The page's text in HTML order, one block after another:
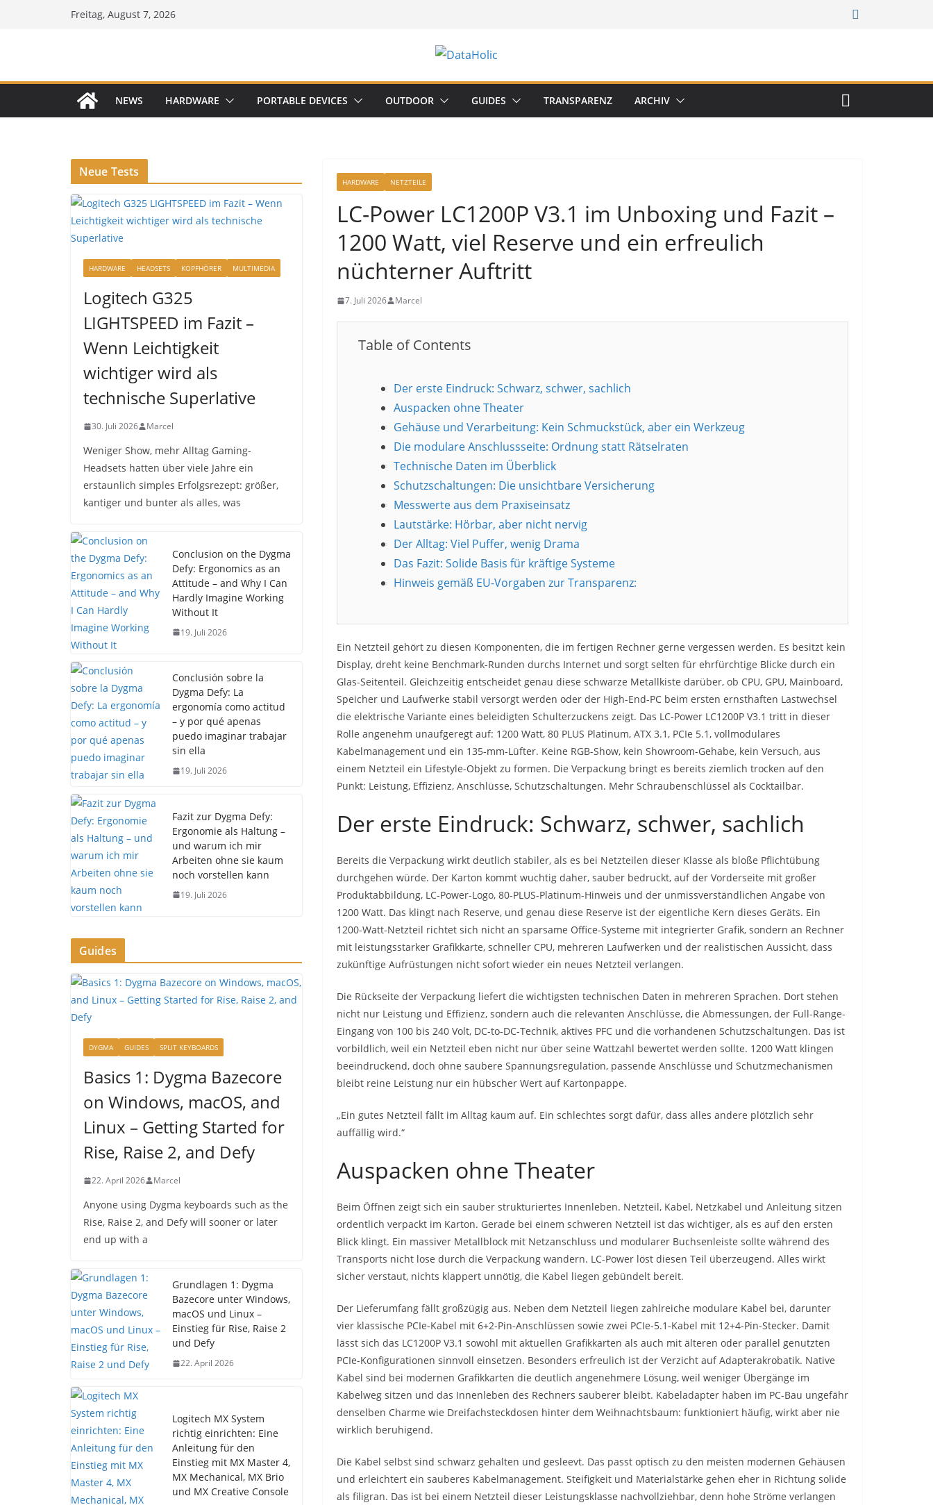
Freitag, August 7, 2026
NEWS HARDWARE PORTABLE DEVICES OUTDOOR GUIDES TRANSPARENZ ARCHIV
HARDWARE NETZTEILE
LC-Power LC1200P V3.1 im Unboxing und Fazit –
1200 Watt, viel Reserve und ein erfreulich
nüchterner Auftritt
7. Juli 2026 Marcel
Table of Contents
Der erste Eindruck: Schwarz, schwer, sachlich
Auspacken ohne Theater
Gehäuse und Verarbeitung: Kein Schmuckstück, aber ein Werkzeug
Die modulare Anschlussseite: Ordnung statt Rätselraten
Technische Daten im Überblick
Schutzschaltungen: Die unsichtbare Versicherung
Messwerte aus dem Praxiseinsatz
Lautstärke: Hörbar, aber nicht nervig
Der Alltag: Viel Puffer, wenig Drama
Das Fazit: Solide Basis für kräftige Systeme
Hinweis gemäß EU-Vorgaben zur Transparenz:
Ein Netzteil gehört zu diesen Komponenten, die im fertigen Rechner gerne vergessen werden. Es besitzt kein
Display, dreht keine Benchmark-Runden durchs Internet und sorgt selten für ehrfürchtige Blicke durch ein
Glas-Seitenteil. Gleichzeitig entscheidet genau diese schwarze Metallkiste darüber, ob CPU, GPU, Mainboard,
Speicher und Laufwerke stabil versorgt werden oder der High-End-PC beim ersten ernsthaften Lastwechsel
die elektrische Variante eines beleidigten Schulterzuckens zeigt. Das LC-Power LC1200P V3.1 tritt in dieser
Rolle angenehm unaufgeregt auf: 1200 Watt, 80 PLUS Platinum, ATX 3.1, PCIe 5.1, vollmodulares
Kabelmanagement und ein 135-mm-Lüfter. Keine RGB-Show, kein Showroom-Gehabe, kein Versuch, aus
einem Netzteil ein Lifestyle-Objekt zu formen. Die Verpackung bringt es bereits ziemlich trocken auf den
Punkt: Leistung, Effizienz, Anschlüsse, Schutzschaltungen. Mehr Schraubenschlüssel als Cocktailbar.
Der erste Eindruck: Schwarz, schwer, sachlich
Bereits die Verpackung wirkt deutlich stabiler, als es bei Netzteilen dieser Klasse als bloße Pflichtübung
durchgehen würde. Der Karton kommt wuchtig daher, sauber bedruckt, auf der Vorderseite mit großer
Produktabbildung, LC-Power-Logo, 80-PLUS-Platinum-Hinweis und der unmissverständlichen Angabe von
1200 Watt. Das klingt nach Reserve, und genau diese Reserve ist der eigentliche Kern dieses Geräts. Ein
1200-Watt-Netzteil richtet sich nicht an sparsame Office-Systeme mit integrierter Grafik, sondern an Rechner
mit leistungsstarker Grafikkarte, schneller CPU, mehreren Laufwerken und der realistischen Aussicht, dass
zukünftige Aufrüstungen nicht sofort wieder ein neues Netzteil verlangen.
Die Rückseite der Verpackung liefert die wichtigsten technischen Daten in mehreren Sprachen. Dort stehen
nicht nur Leistung und Effizienz, sondern auch die relevanten Anschlüsse, die Abmessungen, der Full-Range-
Eingang von 100 bis 240 Volt, DC-to-DC-Technik, aktives PFC und die vorhandenen Schutzschaltungen. Das ist
vorbildlich, weil ein Netzteil eben nicht nur über seine Wattzahl bewertet werden sollte. 1200 Watt klingen
beeindruckend, doch ohne saubere Spannungsregulation, passende Anschlüsse und Schutzmechanismen
bleibt reine Leistung nur ein hübscher Wert auf Kartonpappe.
„Ein gutes Netzteil fällt im Alltag kaum auf. Ein schlechtes sorgt dafür, dass alles andere plötzlich sehr
auffällig wird.“
Auspacken ohne Theater
Beim Öffnen zeigt sich ein sauber strukturiertes Innenleben. Netzteil, Kabel, Netzkabel und Anleitung sitzen
ordentlich verpackt im Karton. Gerade bei einem schweren Netzteil ist das wichtiger, als es auf den ersten
Blick klingt. Ein massiver Metallblock mit Netzanschluss und modularer Buchsenleiste sollte während des
Transports nicht lose durch die Verpackung wandern. LC-Power löst diesen Teil überzeugend. Alles wirkt
sicher verstaut, nichts klappert unnötig, die Kabel liegen gebündelt bereit.
Der Lieferumfang fällt großzügig aus. Neben dem Netzteil liegen zahlreiche modulare Kabel bei, darunter
vier klassische PCIe-Kabel mit 6+2-Pin-Anschlüssen sowie zwei PCIe-5.1-Kabel mit 12+4-Pin-Stecker. Damit
lässt sich das LC1200P V3.1 sowohl mit aktuellen Grafikkarten als auch mit älteren oder parallel genutzten
PCIe-Konfigurationen sinnvoll einsetzen. Besonders erfreulich ist der Verzicht auf Adapterakrobatik. Native
Kabel sind bei modernen Grafikkarten die deutlich angenehmere Lösung, weil weniger Übergänge im
Kabelweg sitzen und das Innenleben des Rechners sauberer bleibt. Kabeladapter haben im PC-Bau ungefähr
denselben Charme wie Dreifachsteckdosen hinter dem Weihnachtsbaum: funktioniert häufig, wirkt aber nie
wirklich beruhigend.
Die Kabel selbst sind schwarz gehalten und gesleevt. Das passt optisch zu den meisten modernen Gehäusen
und erleichtert ein sauberes Kabelmanagement. Steifigkeit und Materialstärke gehen eher in Richtung solide
als filigran. Das ist bei einem Netzteil dieser Leistungsklasse nachvollziehbar, denn hohe Ströme verlangen
Neue Tests
HARDWARE HEADSETS KOPFHÖRER MULTIMEDIA
Logitech G325
LIGHTSPEED im Fazit –
Wenn Leichtigkeit
wichtiger wird als
technische Superlative
30. Juli 2026 Marcel
Weniger Show, mehr Alltag Gaming-
Headsets hatten über viele Jahre ein
erstaunlich simples Erfolgsrezept: größer,
kantiger und bunter als alles, was
Conclusion on the Dygma
Defy: Ergonomics as an
Attitude – and Why I Can
Hardly Imagine Working
Without It
19. Juli 2026
Conclusión sobre la
Dygma Defy: La
ergonomía como actitud
– y por qué apenas
puedo imaginar trabajar
sin ella
19. Juli 2026
Fazit zur Dygma Defy:
Ergonomie als Haltung –
und warum ich mir
Arbeiten ohne sie kaum
noch vorstellen kann
19. Juli 2026
Guides
DYGMA GUIDES SPLIT KEYBOARDS
Basics 1: Dygma Bazecore
on Windows, macOS, and
Linux – Getting Started for
Rise, Raise 2, and Defy
22. April 2026 Marcel
Anyone using Dygma keyboards such as the
Rise, Raise 2, and Defy will sooner or later
end up with a
Grundlagen 1: Dygma
Bazecore unter Windows,
macOS und Linux –
Einstieg für Rise, Raise 2
und Defy
22. April 2026
Logitech MX System
richtig einrichten: Eine
Anleitung für den
Einstieg mit MX Master 4,
MX Mechanical, MX Brio
und MX Creative Console